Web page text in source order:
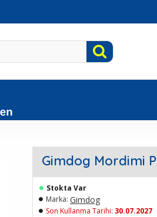
Gimdog Mordimi
Stokta Var
Marka: Gimdog
Son Kullanma Tarihi: 30.07.2027